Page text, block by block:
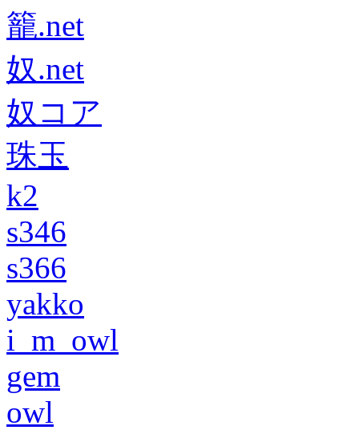
籠.net
奴.net
奴コア
珠玉
k2
s346
s366
yakko
i_m_owl
gem
owl